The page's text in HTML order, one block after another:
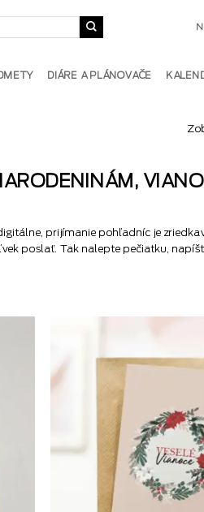
DIÁRE A PLÁNOVAČE
prijímanie pohľadníc je
poslať. Tak nalepte pečiatku,